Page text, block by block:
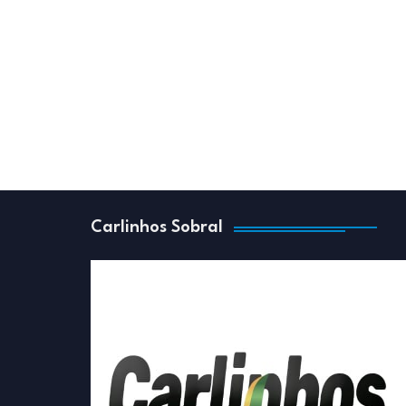
Carlinhos Sobral